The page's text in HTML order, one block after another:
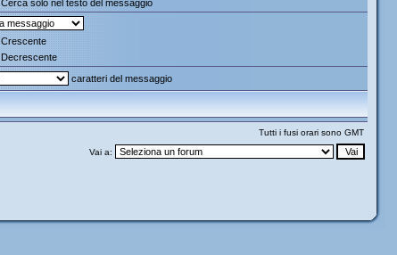
Cerca solo nel testo del messaggio
Crescente
Decrescente
caratteri del messaggio
Tutti i fusi orari sono GMT
Vai a: